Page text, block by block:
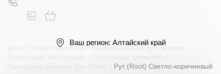
Гибкая черепица / Комплектующие для кровли
Рут (Root) Светло-коричневый
Ваш регион: Алтайский край